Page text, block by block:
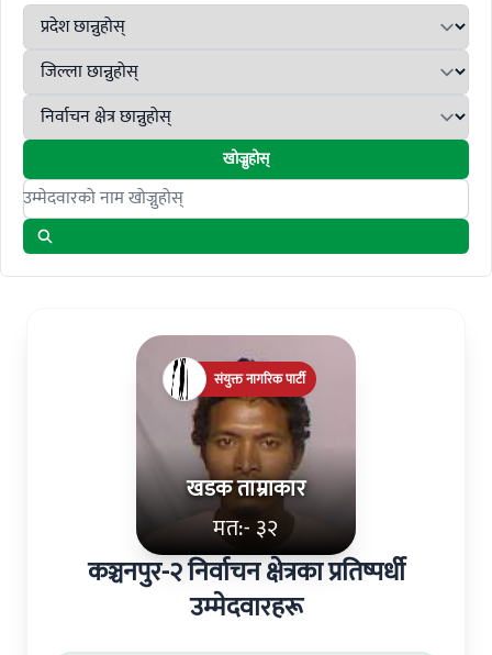
खोज्नुहोस्
Search candidates
खडक ताम्राकार
मत:- ३२
संयुक्त नागरिक पार्टी
कञ्चनपुर-२ निर्वाचन क्षेत्रका प्रतिष्पर्धी
उम्मेदवारहरू